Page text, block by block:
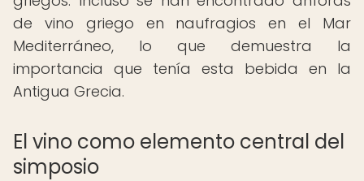
de vino griego en naufragios en el Mar
Mediterráneo, lo que demuestra la
importancia que tenía esta bebida en la
Antigua Grecia.
El vino como elemento central del
simposio